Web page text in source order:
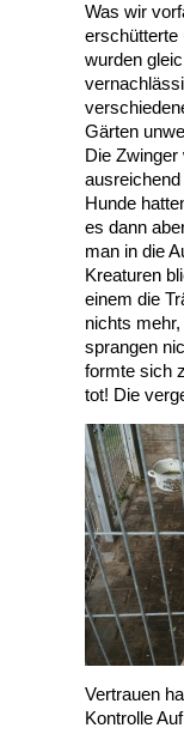
Was wir
erschütterte
wurden
Gärten
Die Zwinger
Hunde
es dann
man in die
Kreaturen
einem die
nichts
sprangen
formte sich
tot! Die
Vertrauen
Kontrolle